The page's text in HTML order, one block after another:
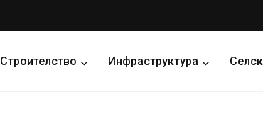
Строителство Инфраструктура